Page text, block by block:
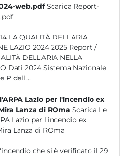
web.pdf Scarica Report-
2025 Report /
per la rotezione P dell'...
Lazio per l'incendio ex
stabilimento Mira Lanza di ROma Scarica Le
Lazio per l'incendio ex
stabilimento Mira Lanza di ROma
che si è verificato il 29